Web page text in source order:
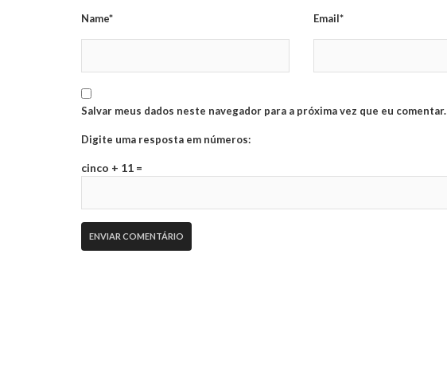
Name* Email*
Salvar meus dados neste navegador para a próxima vez que eu comentar.
Digite uma resposta em números:
cinco + 11 =